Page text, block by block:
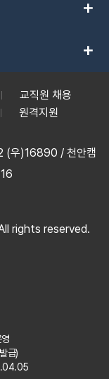
add
add
교직원 채용
원격지원
(우)16890 / 천안캠
rights reserved.
급)